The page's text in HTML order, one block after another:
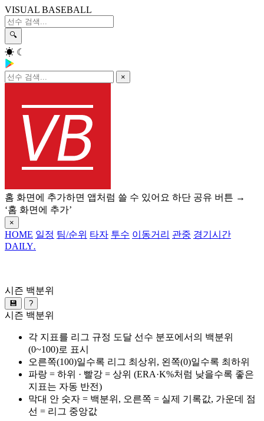
VISUAL BASEBALL
🔍
☀ ☾
×
홈 화면에 추가하면 앱처럼 쓸 수 있어요 하단 공유 버튼 →
‘홈 화면에 추가’
×
HOME 일정 팀/순위 타자 투수 이동거리 관중 경기시간
DAILY.
시즌 백분위
💾 ?
시즌 백분위
각 지표를 리그 규정 도달 선수 분포에서의 백분위
(0~100)로 표시
오른쪽(100)일수록 리그 최상위, 왼쪽(0)일수록 최하위
파랑 = 하위 · 빨강 = 상위 (ERA·K%처럼 낮을수록 좋은
지표는 자동 반전)
막대 안 숫자 = 백분위, 오른쪽 = 실제 기록값, 가운데 점
선 = 리그 중앙값